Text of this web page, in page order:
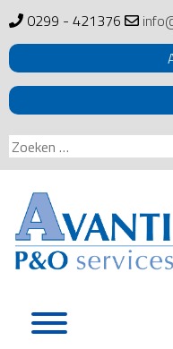
0299 - 421376
Zoeken
naar: